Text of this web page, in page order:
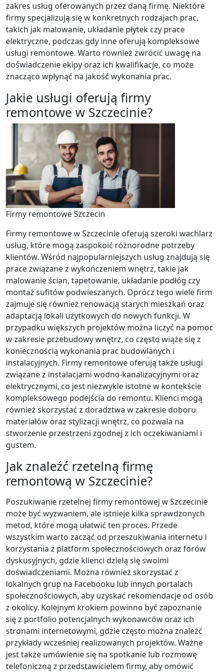
zakres usług oferowanych przez daną firmę. Niektóre
firmy specjalizują się w konkretnych rodzajach prac,
takich jak malowanie, układanie płytek czy prace
elektryczne, podczas gdy inne oferują kompleksowe
usługi remontowe. Warto również zwrócić uwagę na
doświadczenie ekipy oraz ich kwalifikacje, co może
znacząco wpłynąć na jakość wykonania prac.
Jakie usługi oferują firmy
remontowe w Szczecinie?
Firmy remontowe Szczecin
Firmy remontowe w Szczecinie oferują szeroki wachlarz
usług, które mogą zaspokoić różnorodne potrzeby
klientów. Wśród najpopularniejszych usług znajdują się
prace związane z wykończeniem wnętrz, takie jak
malowanie ścian, tapetowanie, układanie podłóg czy
montaż sufitów podwieszanych. Oprócz tego wiele firm
zajmuje się również renowacją starych mieszkań oraz
adaptacją lokali użytkowych do nowych funkcji. W
przypadku większych projektów można liczyć na pomoc
w zakresie przebudowy wnętrz, co często wiąże się z
koniecznością wykonania prac budowlanych i
instalacyjnych. Firmy remontowe oferują także usługi
związane z instalacjami wodno-kanalizacyjnymi oraz
elektrycznymi, co jest niezwykle istotne w kontekście
kompleksowego podejścia do remontu. Klienci mogą
również skorzystać z doradztwa w zakresie doboru
materiałów oraz stylizacji wnętrz, co pozwala na
stworzenie przestrzeni zgodnej z ich oczekiwaniami i
gustem.
Jak znaleźć rzetelną firmę
remontową w Szczecinie?
Poszukiwanie rzetelnej firmy remontowej w Szczecinie
może być wyzwaniem, ale istnieje kilka sprawdzonych
metod, które mogą ułatwić ten proces. Przede
wszystkim warto zacząć od przeszukiwania internetu i
korzystania z platform społecznościowych oraz forów
dyskusyjnych, gdzie klienci dzielą się swoimi
doświadczeniami. Można również skorzystać z
lokalnych grup na Facebooku lub innych portalach
społecznościowych, aby uzyskać rekomendacje od osób
z okolicy. Kolejnym krokiem powinno być zapoznanie
się z portfolio potencjalnych wykonawców oraz ich
stronami internetowymi, gdzie często można znaleźć
przykłady wcześniej realizowanych projektów. Ważne
jest także umówienie się na spotkanie lub rozmowę
telefoniczną z przedstawicielem firmy, aby omówić